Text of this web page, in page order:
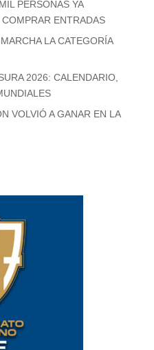
PERSONAS YA
ENTRADAS
LA CATEGORÍA
2026: CALENDARIO,
VOLVIÓ A GANAR EN LA